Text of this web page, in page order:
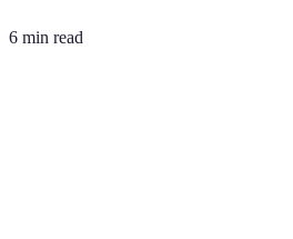
6 min read